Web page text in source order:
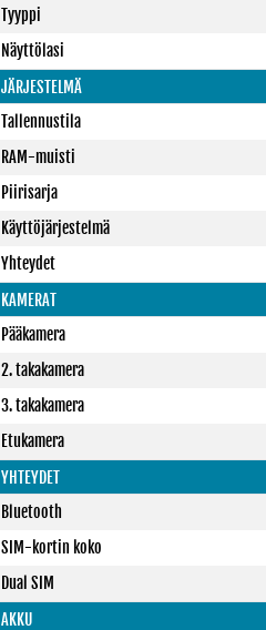
Tyyppi
Näyttölasi
JÄRJESTELMÄ
Tallennustila
RAM-muisti
Piirisarja
Käyttöjärjestelmä
Yhteydet
KAMERAT
Pääkamera
2. takakamera
3. takakamera
Etukamera
YHTEYDET
Bluetooth
SIM-kortin koko
Dual SIM
AKKU